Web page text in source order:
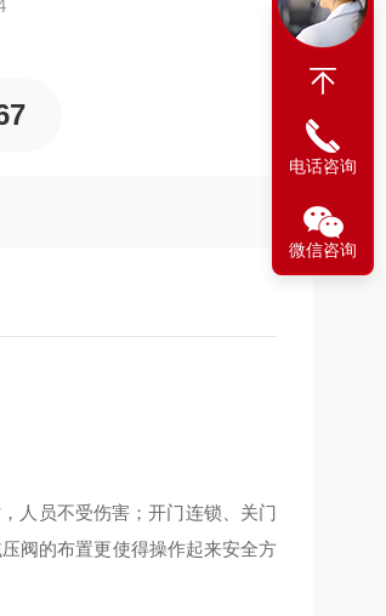
人员不受伤害；开门连锁、关门
阀的布置更使得操作起来安全方
电话咨询
微信咨询